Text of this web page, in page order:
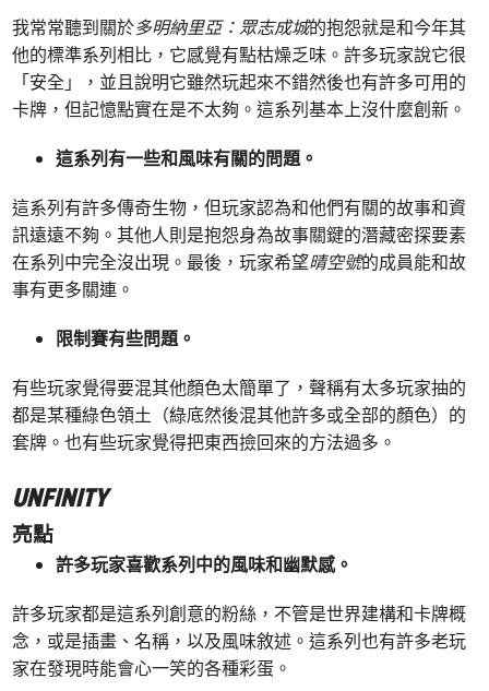
我常常聽到關於多明納里亞：眾志成城的抱怨就是和今年其
他的標準系列相比，它感覺有點枯燥乏味。許多玩家說它很
「安全」，並且說明它雖然玩起來不錯然後也有許多可用的
卡牌，但記憶點實在是不太夠。這系列基本上沒什麼創新。
這系列有一些和風味有關的問題。
這系列有許多傳奇生物，但玩家認為和他們有關的故事和資
訊遠遠不夠。其他人則是抱怨身為故事關鍵的潛藏密探要素
在系列中完全沒出現。最後，玩家希望晴空號的成員能和故
事有更多關連。
限制賽有些問題。
有些玩家覺得要混其他顏色太簡單了，聲稱有太多玩家抽的
都是某種綠色領土（綠底然後混其他許多或全部的顏色）的
套牌。也有些玩家覺得把東西撿回來的方法過多。
UNFINITY
亮點
許多玩家喜歡系列中的風味和幽默感。
許多玩家都是這系列創意的粉絲，不管是世界建構和卡牌概
念，或是插畫、名稱，以及風味敘述。這系列也有許多老玩
家在發現時能會心一笑的各種彩蛋。